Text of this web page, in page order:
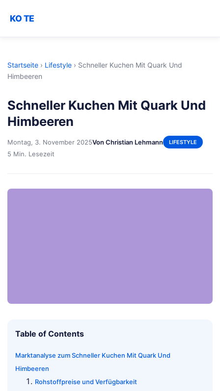
KO TE
Startseite › Lifestyle › Schneller Kuchen Mit Quark Und
Himbeeren
Schneller Kuchen Mit Quark Und
Himbeeren
Montag, 3. November 2025Von Christian Lehmann LIFESTYLE
5 Min. Lesezeit
Table of Contents
Marktanalyse zum Schneller Kuchen Mit Quark Und
Himbeeren
Rohstoffpreise und Verfügbarkeit